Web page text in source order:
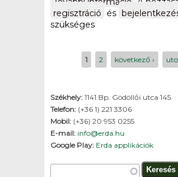
felmérése
regisztráció
és
szükséges
Oldalak
1 2 következő ›
Székhely: 1141 Bp. Gödöllői utca 145.
Telefon: (+36 1) 221 3306
Mobil: (+36) 20 953 0255
E-mail: info@erda.hu
Google Play: Erda applikációk
Keresés űrlap
Keresés a lapon